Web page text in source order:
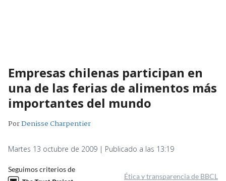
Empresas chilenas participan en
una de las ferias de alimentos más
importantes del mundo
PorDenisse Charpentier
Martes 13 octubre de 2009 | Publicado a las 13:19
Seguimos criterios de
Ética y transparencia de BBCL